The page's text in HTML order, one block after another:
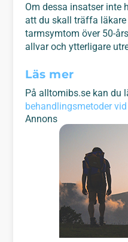
Om dessa insatser inte
att du skall träffa
tarmsymtom över 50-
allvar och ytterligare
Läs mer
På alltomibs.se kan du
behandlingsmetoder vid
Annons